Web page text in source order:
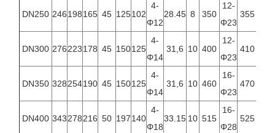
DN250 246198165 45 125102
4-
Φ12
28.45 8 350
12-
Φ23
355
DN300 276223178 45 150125
4-
Φ14
31,6 10 400
12-
Φ23
410
DN350 328254190 45 150125
4-
Φ14
31,6 10 460
16-
Φ23
470
DN400 343278216 50 197140
4-
Φ18
33.15 10 515
16-
Φ28
525